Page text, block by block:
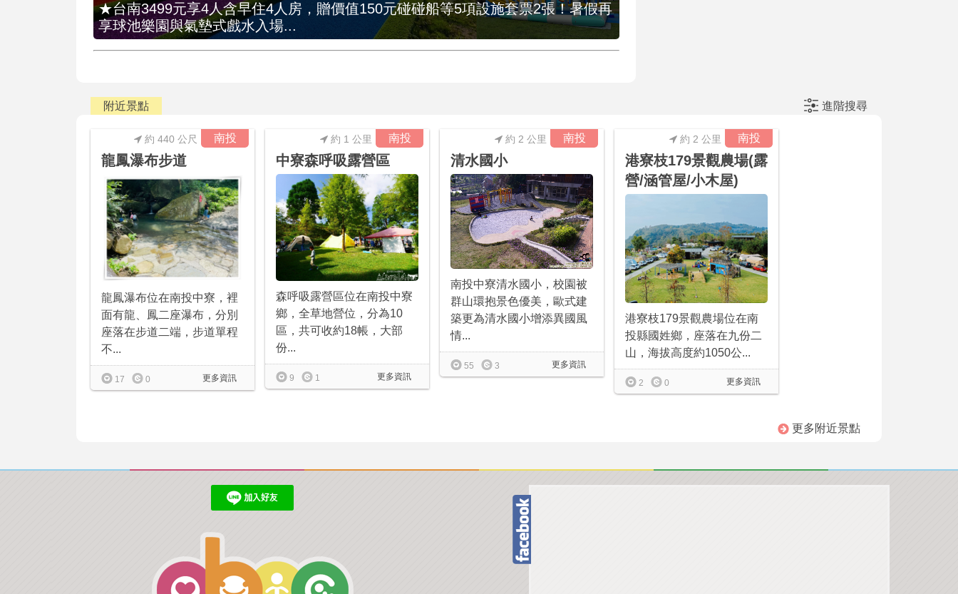
★台南3499元享4人含早住4人房，贈價值150元碰碰船等5項設施套票2張！暑假再
享球池樂園與氣墊式戲水入場...
附近景點 進階搜尋
南投
約 440 公尺
龍鳳瀑布步道
龍鳳瀑布位在南投中寮，裡
面有龍、鳳二座瀑布，分別
座落在步道二端，步道單程
不...
更多資訊
17 0
南投
約 1 公里
中寮森呼吸露營區
森呼吸露營區位在南投中寮
鄉，全草地營位，分為10
區，共可收約18帳，大部
份...
更多資訊
9 1
南投
約 2 公里
清水國小
南投中寮清水國小，校園被
群山環抱景色優美，歐式建
築更為清水國小增添異國風
情...
更多資訊
55 3
南投
約 2 公里
港寮枝179景觀農場(露
營/涵管屋/小木屋)
港寮枝179景觀農場位在南
投縣國姓鄉，座落在九份二
山，海拔高度約1050公...
更多資訊
2 0
更多附近景點